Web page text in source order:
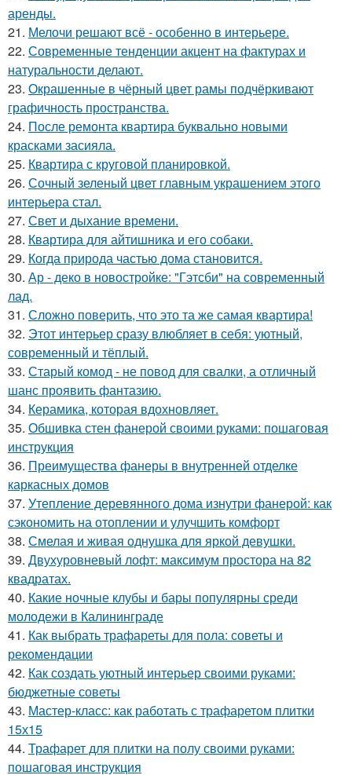
аренды.
21. Мелочи решают всё - особенно в интерьере.
22. Современные тенденции акцент на фактурах и
натуральности делают.
23. Окрашенные в чёрный цвет рамы подчёркивают
графичность пространства.
24. После ремонта квартира буквально новыми
красками засияла.
25. Квартира с круговой планировкой.
26. Сочный зеленый цвет главным украшением этого
интерьера стал.
27. Свет и дыхание времени.
28. Квартира для айтишника и его собаки.
29. Когда природа частью дома становится.
30. Ар - деко в новостройке: "Гэтсби" на современный
лад.
31. Сложно поверить, что это та же самая квартира!
32. Этот интерьер сразу влюбляет в себя: уютный,
современный и тёплый.
33. Старый комод - не повод для свалки, а отличный
шанс проявить фантазию.
34. Керамика, которая вдохновляет.
35. Обшивка стен фанерой своими руками: пошаговая
инструкция
36. Преимущества фанеры в внутренней отделке
каркасных домов
37. Утепление деревянного дома изнутри фанерой: как
сэкономить на отоплении и улучшить комфорт
38. Смелая и живая однушка для яркой девушки.
39. Двухуровневый лофт: максимум простора на 82
квадратах.
40. Какие ночные клубы и бары популярны среди
молодежи в Калининграде
41. Как выбрать трафареты для пола: советы и
рекомендации
42. Как создать уютный интерьер своими руками:
бюджетные советы
43. Мастер-класс: как работать с трафаретом плитки
15х15
44. Трафарет для плитки на полу своими руками:
пошаговая инструкция